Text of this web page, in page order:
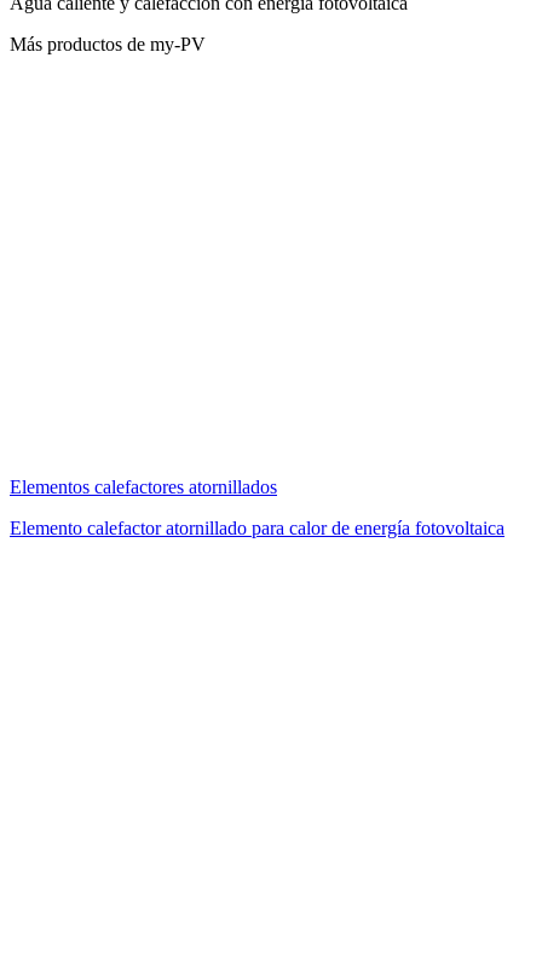
Más productos de my-PV
Elementos calefactores atornillados
Elemento calefactor atornillado para calor de energía fotovoltaica